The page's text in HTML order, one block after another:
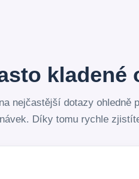
kladené
nejčastější dotazy ohledně
Díky tomu rychle